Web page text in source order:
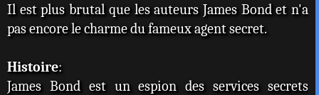
Il est plus brutal que les auteurs James Bond et n'a
pas encore le charme du fameux agent secret.
Histoire:
James Bond est un espion des services secrets